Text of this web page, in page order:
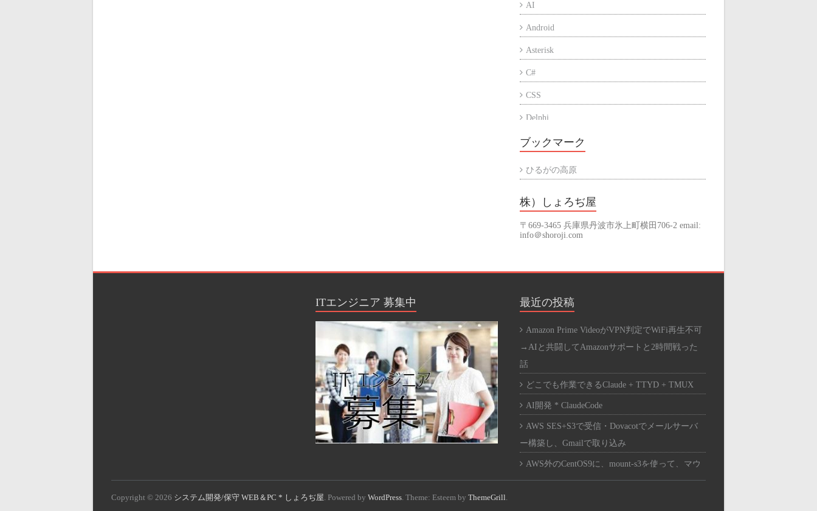
AI
Android
Asterisk
C#
CSS
Delphi
Eccube
PHP
Programing
SQLSERVER
WEB
Wordpress
アプリ
オススメの品
カバンの中身
パーツ・周辺機器
ハードウェア
ブックマーク
ひるがの高原
株）しょろぢ屋
〒669-3465 兵庫県丹波市氷上町横田706-2 email:
info＠shoroji.com
ITエンジニア 募集中 最近の投稿
Amazon Prime VideoがVPN判定でWiFi再生不可
→AIと共闘してAmazonサポートと2時間戦った
話
どこでも作業できるClaude + TTYD + TMUX
AI開発 * ClaudeCode
AWS SES+S3で受信・Dovacotでメールサーバ
ー構築し、Gmailで取り込み
AWS外のCentOS9に、mount-s3を使って、マウ
ントする。
Copyright © 2026 システム開発/保守 WEB＆PC * しょろぢ屋. Powered by WordPress. Theme: Esteem by ThemeGrill.